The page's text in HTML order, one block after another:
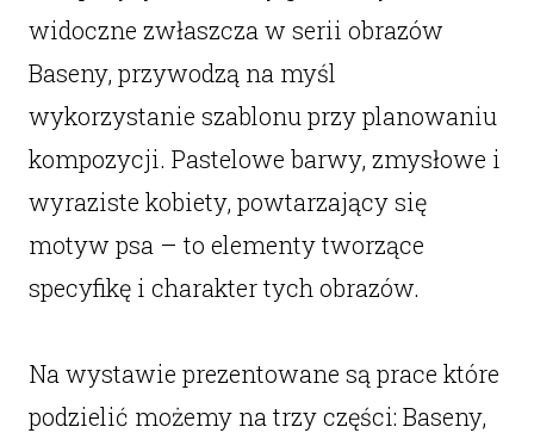
widoczne zwłaszcza w serii obrazów
Baseny, przywodzą na myśl
wykorzystanie szablonu przy planowaniu
kompozycji. Pastelowe barwy, zmysłowe i
wyraziste kobiety, powtarzający się
motyw psa – to elementy tworzące
specyfikę i charakter tych obrazów.
Na wystawie prezentowane są prace które
podzielić możemy na trzy części: Baseny,